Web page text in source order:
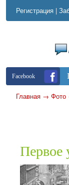
Регистрация |
Facebook
Главная → Фото
Первое